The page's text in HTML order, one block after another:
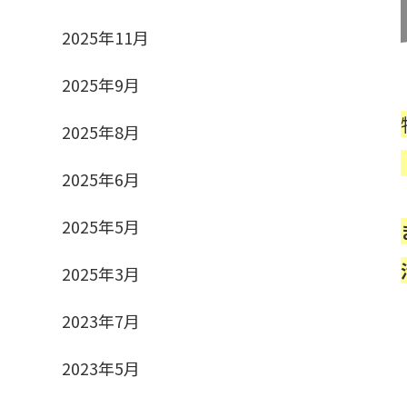
2025年11月
2025年9月
2025年8月
2025年6月
2025年5月
2025年3月
2023年7月
2023年5月